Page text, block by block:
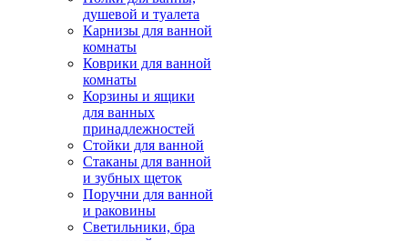
душевой и туалета
Карнизы для ванной
комнаты
Коврики для ванной
комнаты
Корзины и ящики
для ванных
принадлежностей
Стойки для ванной
Стаканы для ванной
и зубных щеток
Поручни для ванной
и раковины
Светильники, бра